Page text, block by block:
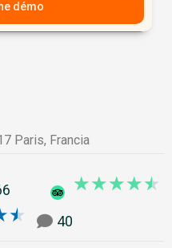
démo
Paris, Francia
★★★★★
★ 4.5/5
40